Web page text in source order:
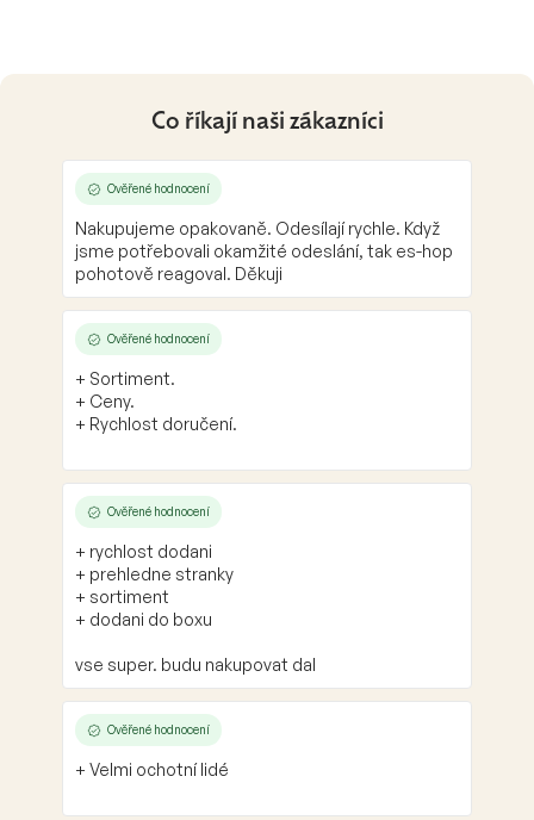
Co říkají naši zákazníci
Ověřené hodnocení
Nakupujeme opakovaně. Odesílají rychle. Když
jsme potřebovali okamžité odeslání, tak es-hop
pohotově reagoval. Děkuji
Ověřené hodnocení
+ Sortiment.
+ Ceny.
+ Rychlost doručení.
Ověřené hodnocení
+ rychlost dodani
+ prehledne stranky
+ sortiment
+ dodani do boxu
vse super. budu nakupovat dal
Ověřené hodnocení
+ Velmi ochotní lidé